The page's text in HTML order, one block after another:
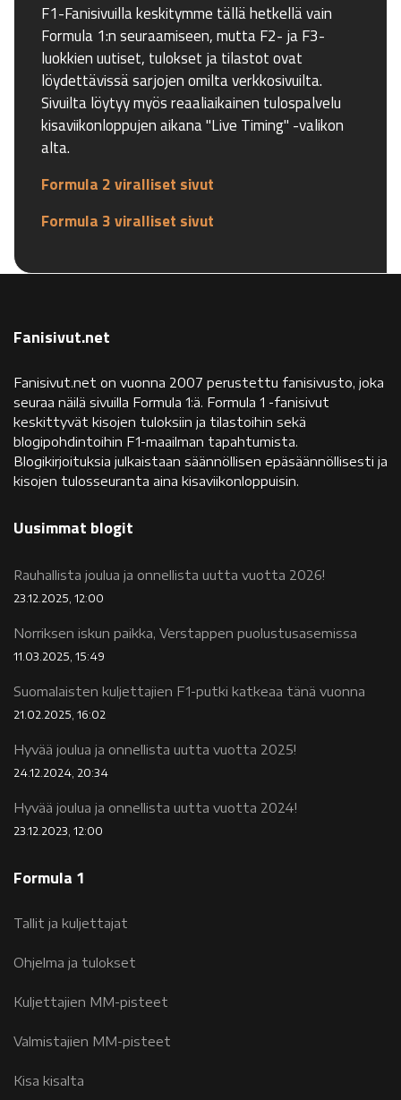
F1-Fanisivuilla keskitymme tällä hetkellä vain
Formula 1:n seuraamiseen, mutta F2- ja F3-
luokkien uutiset, tulokset ja tilastot ovat
löydettävissä sarjojen omilta verkkosivuilta.
Sivuilta löytyy myös reaaliaikainen tulospalvelu
kisaviikonloppujen aikana "Live Timing" -valikon
alta.
Formula 2 viralliset sivut
Formula 3 viralliset sivut
Fanisivut.net
Fanisivut.net on vuonna 2007 perustettu fanisivusto, joka
seuraa näilä sivuilla Formula 1:ä. Formula 1 -fanisivut
keskittyvät kisojen tuloksiin ja tilastoihin sekä
blogipohdintoihin F1-maailman tapahtumista.
Blogikirjoituksia julkaistaan säännöllisen epäsäännöllisesti ja
kisojen tulosseuranta aina kisaviikonloppuisin.
Uusimmat blogit
Rauhallista joulua ja onnellista uutta vuotta 2026!
23.12.2025, 12:00
Norriksen iskun paikka, Verstappen puolustusasemissa
11.03.2025, 15:49
Suomalaisten kuljettajien F1-putki katkeaa tänä vuonna
21.02.2025, 16:02
Hyvää joulua ja onnellista uutta vuotta 2025!
24.12.2024, 20:34
Hyvää joulua ja onnellista uutta vuotta 2024!
23.12.2023, 12:00
Formula 1
Tallit ja kuljettajat
Ohjelma ja tulokset
Kuljettajien MM-pisteet
Valmistajien MM-pisteet
Kisa kisalta